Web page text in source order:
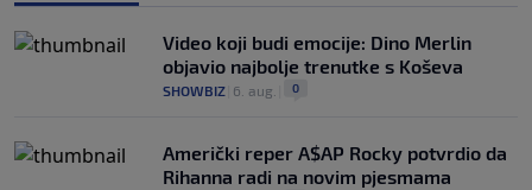
Video koji budi emocije: Dino Merlin
objavio najbolje trenutke s Koševa
SHOWBIZ 6. aug. 0
Američki reper A$AP Rocky potvrdio da
Rihanna radi na novim pjesmama